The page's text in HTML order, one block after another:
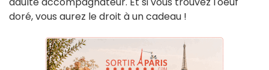
doré, vous aurez le droit à un cadeau !